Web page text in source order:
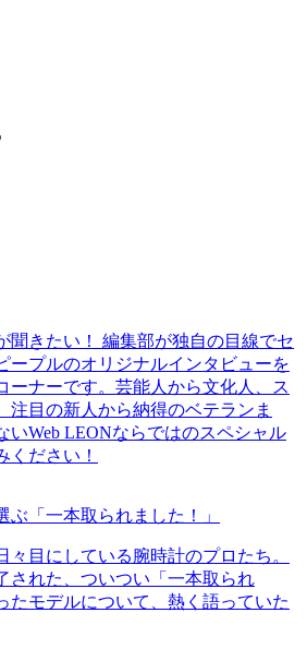
聞きたい！ 編集部が独自の目線でセ
ープルのオリジナルインタビューを
ーナーです。芸能人から文化人、ス
注目の新人から納得のベテランま
いWeb LEONならではのスペシャル
ください！
ぶ「一本取られました！」
々目にしている腕時計のプロたち。
された、ついつい「一本取られ
たモデルについて、熱く語っていた